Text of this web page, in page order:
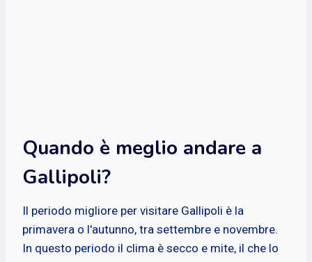
Quando è meglio andare a
Gallipoli?
Il periodo migliore per visitare Gallipoli è la
primavera o l'autunno, tra settembre e novembre.
In questo periodo il clima è secco e mite, il che lo